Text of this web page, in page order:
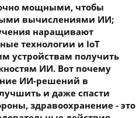
мощными, чтобы
вычислениями ИИ;
наращивают
технологии и IoT
устройствам получить
ИИ. Вот почему
ИИ-решений в
и даже спасти
здравоохранение - это